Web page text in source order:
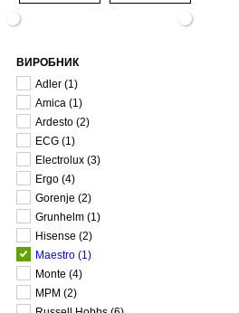
ВИРОБНИК
Adler (1)
Amica (1)
Ardesto (2)
ECG (1)
Electrolux (3)
Ergo (4)
Gorenje (2)
Grunhelm (1)
Hisense (2)
Maestro (1)
Monte (4)
MPM (2)